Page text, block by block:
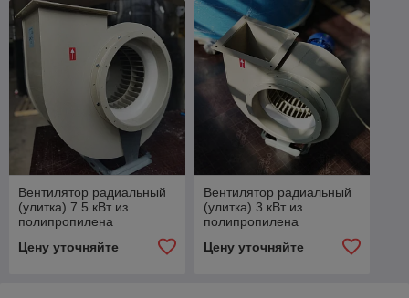
Вентилятор радиальный
(улитка) 7.5 кВт из
полипропилена
Цену уточняйте
Вентилятор радиальный
(улитка) 3 кВт из
полипропилена
Цену уточняйте